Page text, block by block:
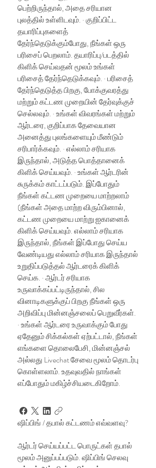
பெற்றிருந்தால், அதை சரியான
புலத்தில் உள்ளிடவும். · குறிப்பிட்ட
தயாரிப்புகளைத்
தேர்ந்தெடுக்கும்போது, நீங்கள் ஒரு
பரிசைப் பெறலாம். தயாரிப்பு/படத்தில்
கிளிக் செய்வதன் மூலம் உங்கள்
பரிசைத் தேர்ந்தெடுக்கவும். · பரிசைத்
தேர்ந்தெடுத்த பிறகு, போக்குவரத்து
மற்றும் கட்டண முறையின் தேர்வுக்குச்
செல்லவும். · உங்கள் விவரங்கள் மற்றும்
ஆர்டரை, குறிப்பாக தேவையான
அனைத்து புலங்களையும் மீண்டும்
சரிபார்க்கவும். · எல்லாம் சரியாக
இருந்தால், அடுத்த பொத்தானைக்
கிளிக் செய்யவும். · உங்கள் ஆர்டரின்
சுருக்கம் காட்டப்படும். இப்போதும்
நீங்கள் கட்டண முறையை மாற்றலாம்
(நீங்கள் அதை மாற்ற விரும்பினால்,
கட்டண முறையை மாற்று ஐகானைக்
கிளிக் செய்யவும். எல்லாம் சரியாக
இருந்தால், நீங்கள் இப்போது செய்ய
வேண்டியது எல்லாம் சரியாக இருந்தால்
உறுதிப்படுத்தல் ஆர்டரைக் கிளிக்
செய்க. · ஆர்டர் சரியாக
உருவாக்கப்பட்டிருந்தால், சில
வினாடிகளுக்குப் பிறகு நீங்கள் ஒரு
அறிவிப்பு மின்னஞ்சலைப் பெறுவீர்கள்.
· உங்கள் ஆர்டரை உருவாக்கும் போது
ஏதேனும் சிக்கல்கள் ஏற்பட்டால், நீங்கள்
எங்களை தொலைபேசி, மின்னஞ்சல்
அல்லது Livechat சேவை மூலம் தொடர்பு
கொள்ளலாம். உதவுவதில் நாங்கள்
எப்போதும் மகிழ்ச்சியடைகிறோம்.
ஷிப்பிங் / தபால் கட்டணம் எவ்வளவு?
ஆர்டர் செய்யப்பட்ட பொருட்கள் தபால்
மூலம் அனுப்பப்படும். ஷிப்பிங் செலவு